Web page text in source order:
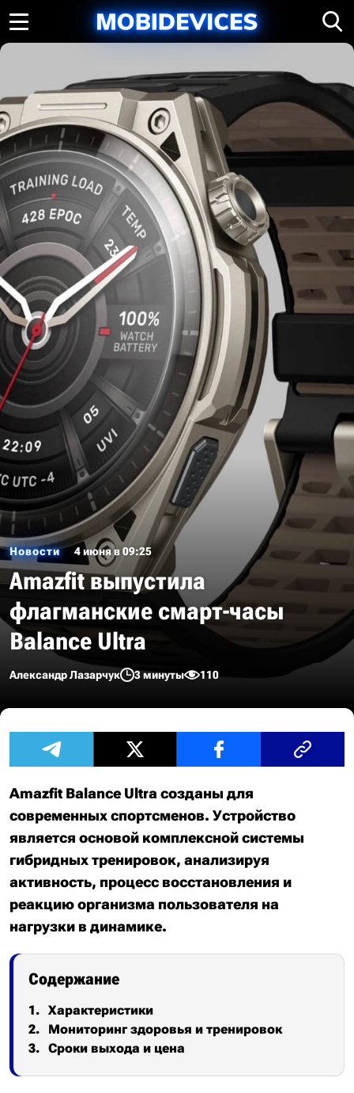
Новости 4 июня в 09:25
Amazfit выпустила
флагманские смарт-часы
Balance Ultra
Александр Лазарчук 3 минуты 110
Amazfit Balance Ultra созданы для
современных спортсменов. Устройство
является основой комплексной системы
гибридных тренировок, анализируя
активность, процесс восстановления и
реакцию организма пользователя на
нагрузки в динамике.
Содержание
Характеристики
Мониторинг здоровья и тренировок
Сроки выхода и цена